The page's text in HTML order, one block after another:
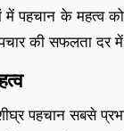
पहचान के महत्व
की सफलता दर
पहचान सबसे